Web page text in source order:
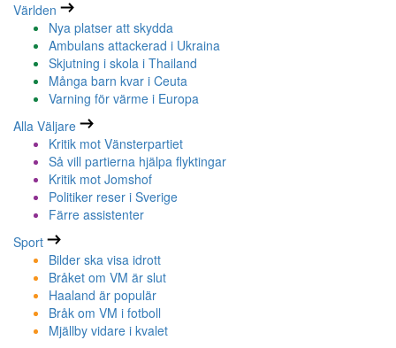
Världen
Nya platser att skydda
Ambulans attackerad i Ukraina
Skjutning i skola i Thailand
Många barn kvar i Ceuta
Varning för värme i Europa
Alla Väljare
Kritik mot Vänsterpartiet
Så vill partierna hjälpa flyktingar
Kritik mot Jomshof
Politiker reser i Sverige
Färre assistenter
Sport
Bilder ska visa idrott
Bråket om VM är slut
Haaland är populär
Bråk om VM i fotboll
Mjällby vidare i kvalet